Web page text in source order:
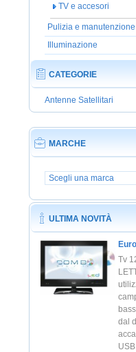
TV e accesori
Pulizia e manutenzione
Illuminazione
CATEGORIE
Antenne Satellitari
MARCHE
ULTIMA NOVITÀ
Tv
dal